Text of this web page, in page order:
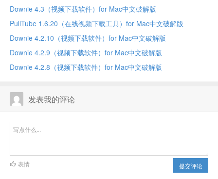
Downie 4.3（视频下载软件）for Mac中文破解版
PullTube 1.6.20（在线视频下载工具）for Mac中文破解版
Downie 4.2.10（视频下载软件）for Mac中文破解版
Downie 4.2.9（视频下载软件）for Mac中文破解版
Downie 4.2.8（视频下载软件）for Mac中文破解版
发表我的评论
提交评论
表情